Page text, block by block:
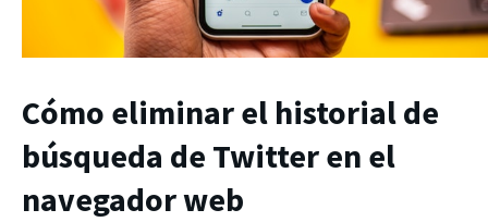
Cómo eliminar el historial de
búsqueda de Twitteren el
navegador web